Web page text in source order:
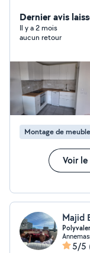
Dernier avis
Il y a 2 mois
aucun retour
Montage de
Voir
Majid
5/5